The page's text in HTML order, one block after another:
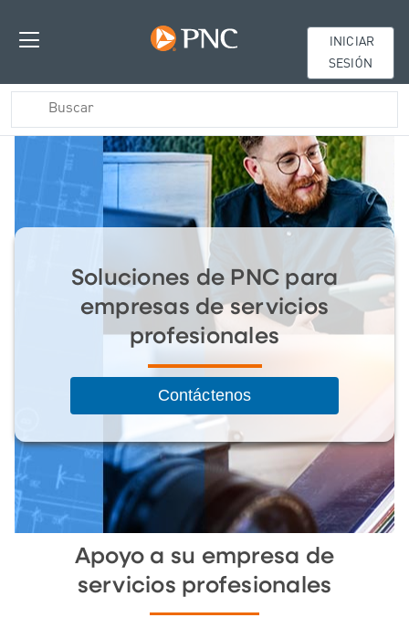
INICIAR
SESIÓN
Soluciones de PNC para
empresas de servicios
profesionales
Contáctenos
Apoyo a su empresa de
servicios profesionales